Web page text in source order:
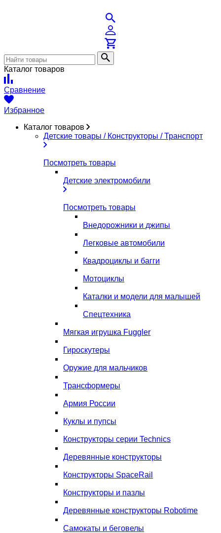
Каталог товаров
Сравнение
Избранное
Каталог товаров
Детские товары / Конструкторы / Транспорт
Посмотреть товары
Детские электромобили
Посмотреть товары
Внедорожники и джипы
Легковые автомобили
Квадроциклы и багги
Мотоциклы
Каталки и модели для малышей
Спецтехника
Мягкая игрушка Fuggler
Гироскутеры
Оружие для мальчиков
Трансформеры
Армия России
Куклы и пупсы
Конструкторы серии Technics
Деревянные конструкторы
Конструкторы SpaceRail
Конструкторы и пазлы
Деревянные конструкторы Robotime
Самокаты и беговелы